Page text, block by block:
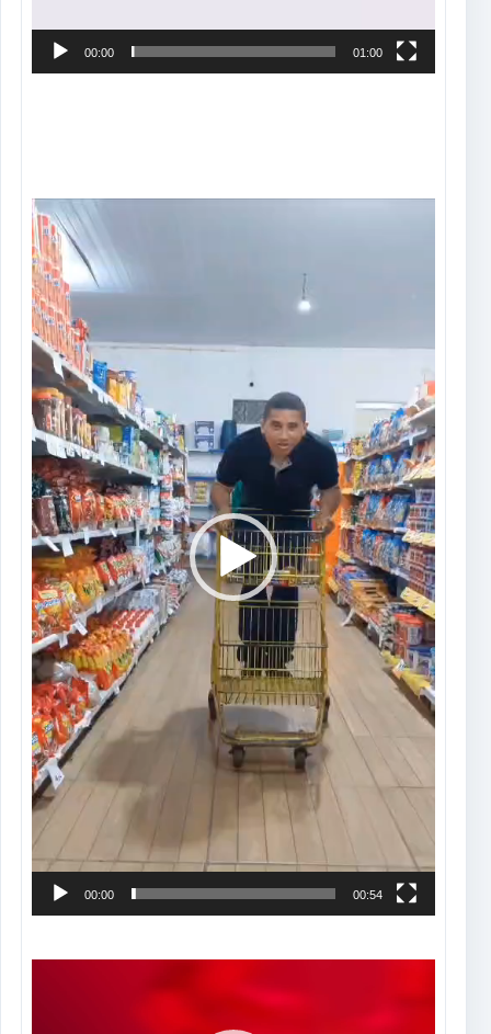
00:00 01:00
Tocador
de
vídeo
00:00 00:54